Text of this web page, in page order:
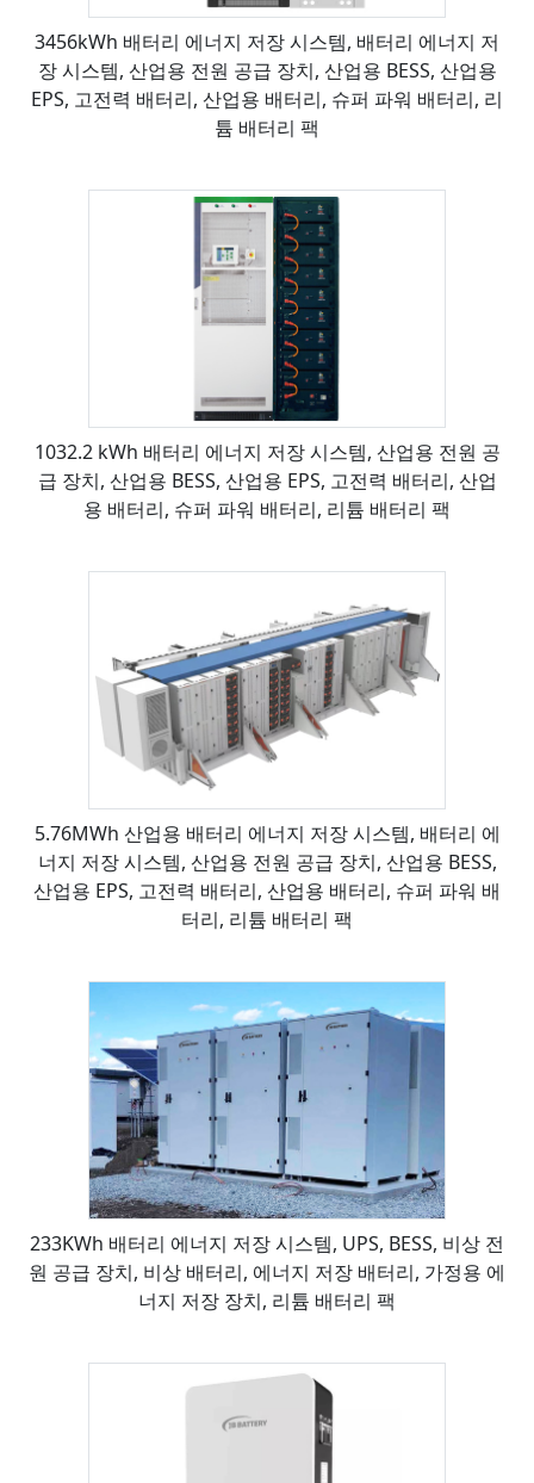
3456kWh 배터리 에너지 저장 시스템, 배터리 에너지 저
장 시스템, 산업용 전원 공급 장치, 산업용 BESS, 산업용
EPS, 고전력 배터리, 산업용 배터리, 슈퍼 파워 배터리, 리
튬 배터리 팩
1032.2 kWh 배터리 에너지 저장 시스템, 산업용 전원 공
급 장치, 산업용 BESS, 산업용 EPS, 고전력 배터리, 산업
용 배터리, 슈퍼 파워 배터리, 리튬 배터리 팩
5.76MWh 산업용 배터리 에너지 저장 시스템, 배터리 에
너지 저장 시스템, 산업용 전원 공급 장치, 산업용 BESS,
산업용 EPS, 고전력 배터리, 산업용 배터리, 슈퍼 파워 배
터리, 리튬 배터리 팩
233KWh 배터리 에너지 저장 시스템, UPS, BESS, 비상 전
원 공급 장치, 비상 배터리, 에너지 저장 배터리, 가정용 에
너지 저장 장치, 리튬 배터리 팩